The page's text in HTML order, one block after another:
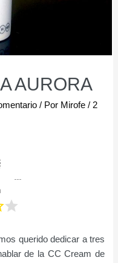
AURORA
/ Por Mirofe / 2
querido dedicar a tres
de la CC Cream de